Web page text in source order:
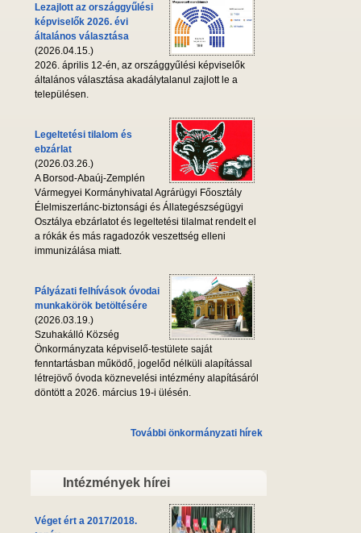
Lezajlott az országgyűlési
képviselők 2026. évi
általános választása
(2026.04.15.)
2026. április 12-én, az országgyűlési képviselők
általános választása akadálytalanul zajlott le a
településen.
Legeltetési tilalom és
ebzárlat
(2026.03.26.)
A Borsod-Abaúj-Zemplén
Vármegyei Kormányhivatal Agrárügyi Főosztály
Élelmiszerlánc-biztonsági és Állategészségügyi
Osztálya ebzárlatot és legeltetési tilalmat rendelt el
a rókák és más ragadozók veszettség elleni
immunizálása miatt.
Pályázati felhívások óvodai
munkakörök betöltésére
(2026.03.19.)
Szuhakálló Község
Önkormányzata képviselő-testülete saját
fenntartásban működő, jogelőd nélküli alapítással
létrejövő óvoda köznevelési intézmény alapításáról
döntött a 2026. március 19-i ülésén.
További önkormányzati hírek
Intézmények hírei
Véget ért a 2017/2018.